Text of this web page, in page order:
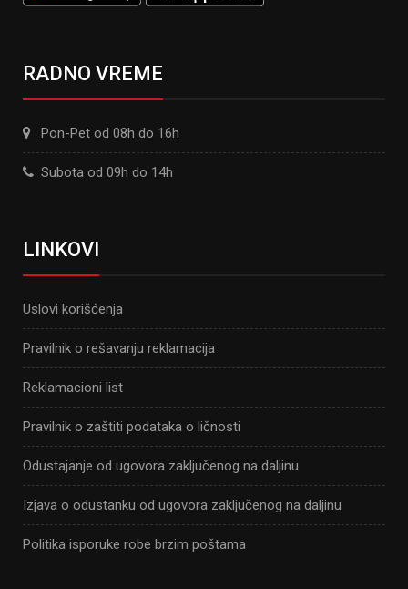
RADNO VREME
Pon-Pet od 08h do 16h
Subota od 09h do 14h
LINKOVI
Uslovi korišćenja
Pravilnik o rešavanju reklamacija
Reklamacioni list
Pravilnik o zaštiti podataka o ličnosti
Odustajanje od ugovora zaključenog na daljinu
Izjava o odustanku od ugovora zaključenog na daljinu
Politika isporuke robe brzim poštama